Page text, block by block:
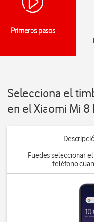
Primeros pasos
Selecciona el
en el Xiaomi Mi 8
Puedes seleccionar
teléfono